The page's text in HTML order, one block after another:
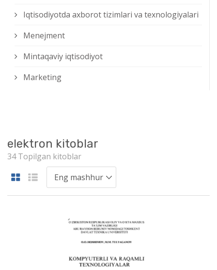
Iqtisodiyotda axborot tizimlari va texnologiyalari
Menejment
Mintaqaviy iqtisodiyot
Marketing
elektron kitoblar
34 Topilgan kitoblar